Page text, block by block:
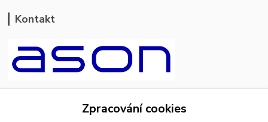
Kontakt
Zpracování cookies